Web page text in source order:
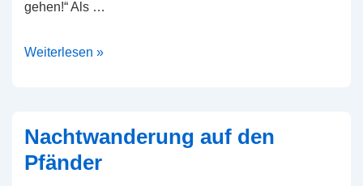
gehen!“ Als …
Die
Weiterlesen »
Nachtwanderung auf den
Pfänder